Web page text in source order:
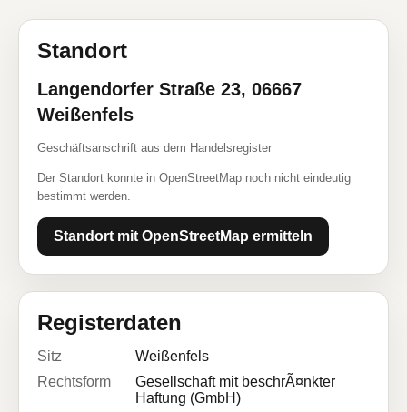
Standort
Langendorfer Straße 23, 06667
Weißenfels
Geschäftsanschrift aus dem Handelsregister
Der Standort konnte in OpenStreetMap noch nicht eindeutig
bestimmt werden.
Standort mit OpenStreetMap ermitteln
Registerdaten
Sitz
Weißenfels
Rechtsform
Gesellschaft mit beschrÃ¤nkter
Haftung (GmbH)